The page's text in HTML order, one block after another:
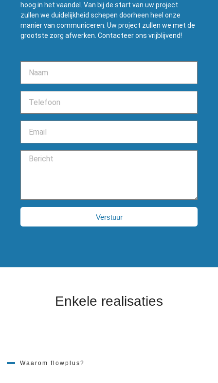
hoog in het vaandel. Van bij de start van uw project
zullen we duidelijkheid schepen doorheen heel onze
manier van communiceren. Uw project zullen we met de
grootste zorg afwerken. Contacteer ons vrijblijvend!
Verstuur
Enkele realisaties
Waarom flowplus?